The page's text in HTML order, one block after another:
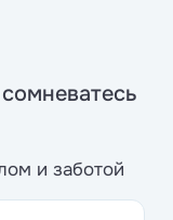
и заботой